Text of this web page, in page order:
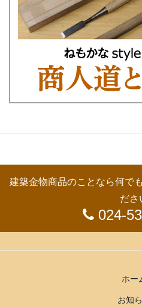
建築金物商品のことなら何で
ださ
024-
ホー
お知